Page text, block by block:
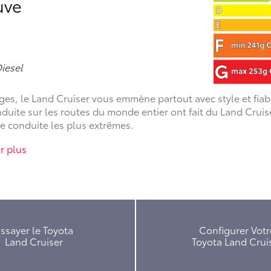
le Land Cruiser vous emmène partout avec style et
sur les routes du monde entier ont fait du Land
conduite les plus extrêmes.
plus
le Toyota
Land Cruiser
Configurer
Toyota Land